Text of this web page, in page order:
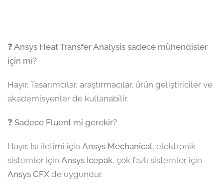
❓ Ansys Heat Transfer Analysis sadece mühendisler
için mi?
Hayır. Tasarımcılar, araştırmacılar, ürün geliştiriciler ve
akademisyenler de kullanabilir.
❓ Sadece Fluent mi gerekir?
Hayır. Isı iletimi için Ansys Mechanical, elektronik
sistemler için Ansys Icepak, çok fazlı sistemler için
Ansys CFX de uygundur.